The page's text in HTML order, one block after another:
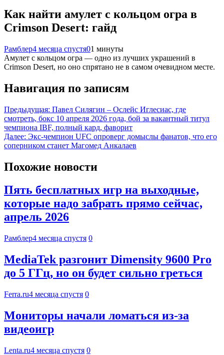
Как найти амулет с кольцом огра в
Crimson Desert: гайд
Рамблер4 месяца спустя01 минуты
Амулет с кольцом огра — одно из лучших украшений в
Crimson Desert, но оно спрятано не в самом очевидном месте.
Навигация по записям
Предыдущая: Павел Силягин – Ослейс Иглесиас, где
смотреть, бокс 10 апреля 2026 года, бой за вакантный титул
чемпиона IBF, полный кард, фаворит
Далее: Экс-чемпион UFC опроверг домыслы фанатов, что его
соперником станет Магомед Анкалаев
Похожие новости
Пять бесплатных игр на выходные,
которые надо забрать прямо сейчас,
апрель 2026
Рамблер4 месяца спустя 0
MediaTek разгонит Dimensity 9600 Pro
до 5 ГГц, но он будет сильно греться
Ferra.ru4 месяца спустя 0
Мониторы начали ломаться из-за
видеоигр
Lenta.ru4 месяца спустя 0